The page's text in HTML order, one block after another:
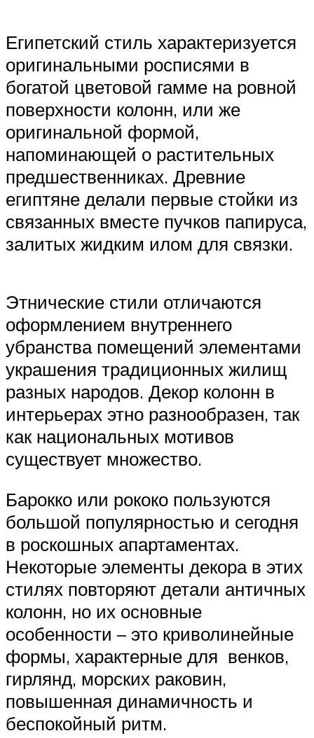
Египетский стиль характеризуется
оригинальными росписями в
богатой цветовой гамме на ровной
поверхности колонн, или же
оригинальной формой,
напоминающей о растительных
предшественниках. Древние
египтяне делали первые стойки из
связанных вместе пучков папируса,
залитых жидким илом для связки.
Этнические стили отличаются
оформлением внутреннего
убранства помещений элементами
украшения традиционных жилищ
разных народов. Декор колонн в
интерьерах этно разнообразен, так
как национальных мотивов
существует множество.
Барокко или рококо пользуются
большой популярностью и сегодня
в роскошных апартаментах.
Некоторые элементы декора в этих
стилях повторяют детали античных
колонн, но их основные
особенности – это криволинейные
формы, характерные для венков,
гирлянд, морских раковин,
повышенная динамичность и
беспокойный ритм.